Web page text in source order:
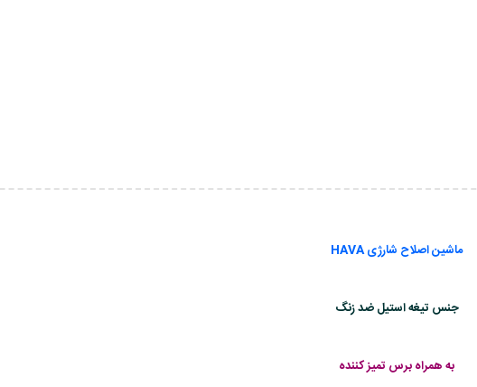
ماشین اصلاح شارژی HAVA
جنس تیغه استیل ضد زنگ
به همراه برس تمیز کننده